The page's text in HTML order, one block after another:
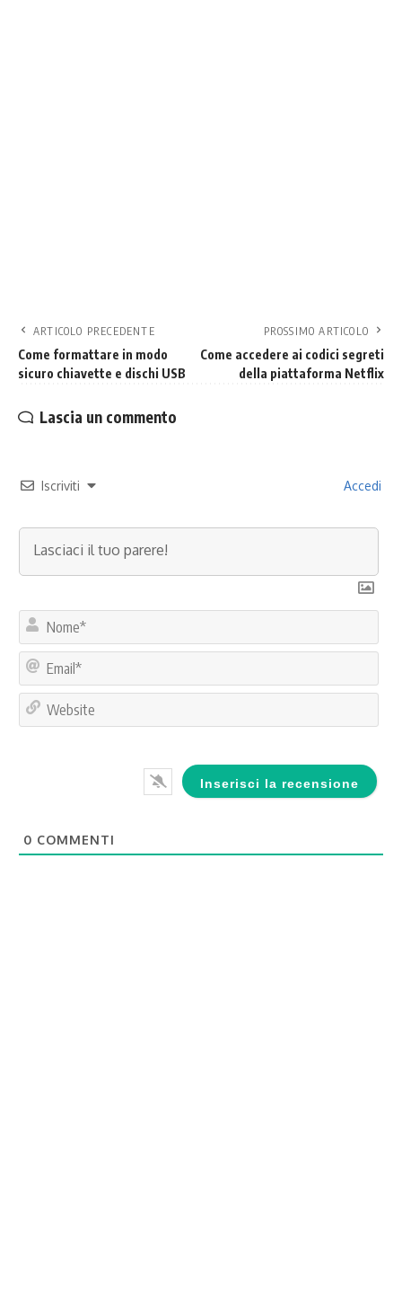
ARTICOLO PRECEDENTE
Come formattare in modo
sicuro chiavette e dischi USB
PROSSIMO ARTICOLO
Come accedere ai codici segreti
della piattaforma Netflix
Lascia un commento
Iscriviti Accedi
0 COMMENTI